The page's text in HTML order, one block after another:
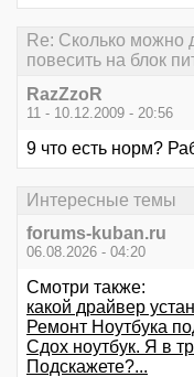
Re: Сколько можно
повесить на блок
RazZzoR
11 - 10.12.2009 - 20:56
9 что есть норм?
Интересные темы
forums-kuban.ru
06.08.2026 - 04:20
Смотри также:
какой драйвер
Ремонт Ноутбука
Сдох ноутбук. Я в
Подскажете?...